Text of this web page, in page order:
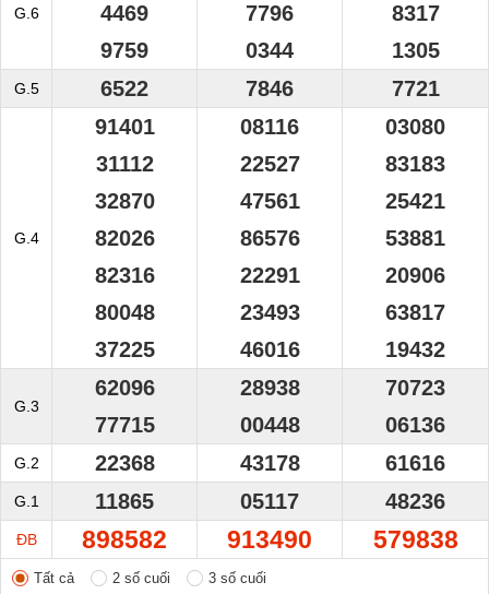
G.6
4469
9759
7796
0344
8317
1305
G.5 6522 7846 7721
G.4
91401
31112
32870
82026
82316
80048
37225
08116
22527
47561
86576
22291
23493
46016
03080
83183
25421
53881
20906
63817
19432
G.3
62096
77715
28938
00448
70723
06136
G.2 22368 43178 61616
G.1 11865 05117 48236
ĐB 898582 913490 579838
Tất cả 2 số cuối 3 số cuối